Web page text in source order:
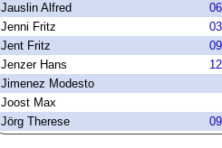
Jauslin Alfred
Jenni Fritz
Jent Fritz
Jenzer Hans
Jimenez Modesto
Joost Max
Jörg Therese